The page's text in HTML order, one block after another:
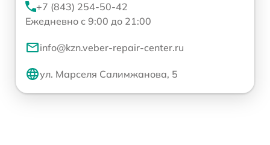
+7 (843) 254-50-42
Ежедневно с 9:00 до 21:00
info@kzn.veber-repair-center.ru
ул. Марселя Салимжанова, 5